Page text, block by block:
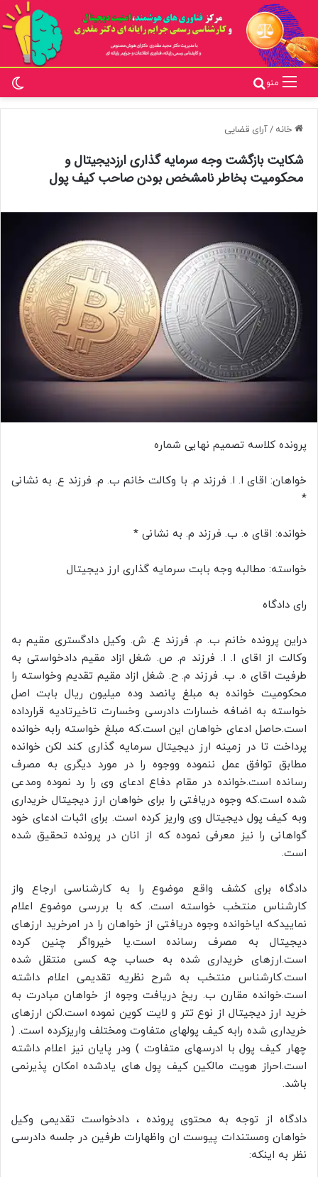
منو
خانه /آرای قضایی
شکایت بازگشت وجه سرمایه گذاری ارزدیجیتال و
محکومیت بخاطر نامشخص بودن صاحب کیف پول
پرونده کلاسه تصمیم نهایی شماره
خواهان: اقای ا. ا. فرزند م. با وکالت خانم ب. م. فرزند ع. به نشانی
*
خوانده: اقای ه. ب. فرزند م. به نشانی *
خواسته: مطالبه وجه بابت سرمایه گذاری ارز دیجیتال
رای دادگاه
دراین پرونده خانم ب. م. فرزند ع. ش. وکیل دادگستری مقیم به
وکالت از اقای ا. ا. فرزند م. ص. شغل ازاد مقیم دادخواستی به
طرفیت اقای ه. ب. فرزند م. ح. شغل ازاد مقیم تقدیم وخواسته را
محکومیت خوانده به مبلغ پانصد وده میلیون ریال بابت اصل
خواسته به اضافه خسارات دادرسی وخسارت تاخیرتادیه قرارداده
است.حاصل ادعای خواهان این است.که مبلغ خواسته رابه خوانده
پرداخت تا در زمینه ارز دیجیتال سرمایه گذاری کند لکن خوانده
مطابق توافق عمل ننموده ووجوه را در مورد دیگری به مصرف
رسانده است.خوانده در مقام دفاع ادعای وی را رد نموده ومدعی
شده است.که وجوه دریافتی را برای خواهان ارز دیجیتال خریداری
وبه کیف پول دیجیتال وی واریز کرده است. برای اثبات ادعای خود
گواهانی را نیز معرفی نموده که از انان در پرونده تحقیق شده
است.
دادگاه برای کشف واقع موضوع را به کارشناسی ارجاع واز
کارشناس منتخب خواسته است. که با بررسی موضوع اعلام
نماییدکه ایاخوانده وجوه دریافتی از خواهان را در امرخرید ارزهای
دیجیتال به مصرف رسانده است.یا خیرواگر چنین کرده
است.ارزهای خریداری شده به حساب چه کسی منتقل شده
است.کارشناس منتخب به شرح نظریه تقدیمی اعلام داشته
است.خوانده مقارن ب. ریخ دریافت وجوه از خواهان مبادرت به
خرید ارز دیجیتال از نوع تتر و لایت کوین نموده است.لکن ارزهای
خریداری شده رابه کیف پولهای متفاوت ومختلف واریزکرده است. (
چهار کیف پول با ادرسهای متفاوت ) ودر پایان نیز اعلام داشته
است.احراز هویت مالکین کیف پول های یادشده امکان پذیرنمی
باشد.
دادگاه از توجه به محتوی پرونده ، دادخواست تقدیمی وکیل
خواهان ومستندات پیوست ان واظهارات طرفین در جلسه دادرسی
نظر به اینکه: